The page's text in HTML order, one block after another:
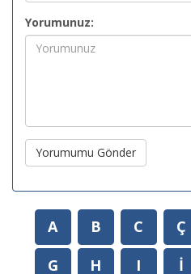
Yorumunuz:
Yorumumu Gönder
A B C Ç
G
H I İ